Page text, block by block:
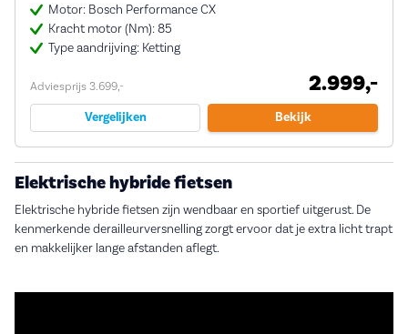
Motor: Bosch Performance CX
Kracht motor (Nm): 85
Type aandrijving: Ketting
Adviesprijs 3.699,- 2.999,-
Vergelijken Bekijk
Elektrische hybride fietsen
Elektrische hybride fietsen zijn wendbaar en sportief uitgerust. De
kenmerkende derailleurversnelling zorgt ervoor dat je extra licht trapt
en makkelijker lange afstanden aflegt.